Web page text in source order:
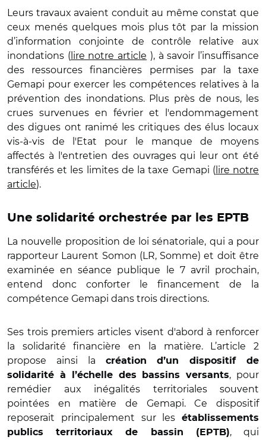
Leurs travaux avaient conduit au même constat que
ceux menés quelques mois plus tôt par la mission
d’information conjointe de contrôle relative aux
inondations (lire notre article ), à savoir l’insuffisance
des ressources financières permises par la taxe
Gemapi pour exercer les compétences relatives à la
prévention des inondations. Plus près de nous, les
crues survenues en février et l'endommagement
des digues ont ranimé les critiques des élus locaux
vis-à-vis de l'Etat pour le manque de moyens
affectés à l'entretien des ouvrages qui leur ont été
transférés et les limites de la taxe Gemapi (lire notre
article).
Une solidarité orchestrée par les EPTB
La nouvelle proposition de loi sénatoriale, qui a pour
rapporteur Laurent Somon (LR, Somme) et doit être
examinée en séance publique le 7 avril prochain,
entend donc conforter le financement de la
compétence Gemapi dans trois directions.
Ses trois premiers articles visent d'abord à renforcer
la solidarité financière en la matière. L’article 2
propose ainsi la
création d’un dispositif de
solidarité à l’échelle des bassins versants, pour
remédier aux inégalités territoriales souvent
pointées en matière de Gemapi. Ce dispositif
reposerait principalement sur les établissements
publics territoriaux de bassin (EPTB), qui